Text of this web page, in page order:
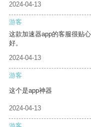
2024-04-13
游客
这款加速器app的客服很贴
好。
2024-04-13
游客
这个是app神器
2024-04-13